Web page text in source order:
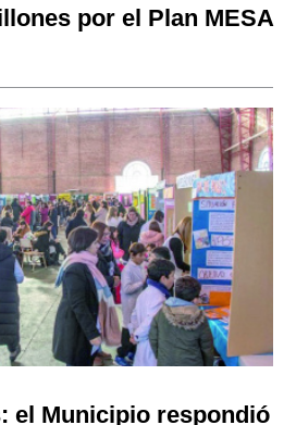
por el Plan MESA
el Municipio respondió